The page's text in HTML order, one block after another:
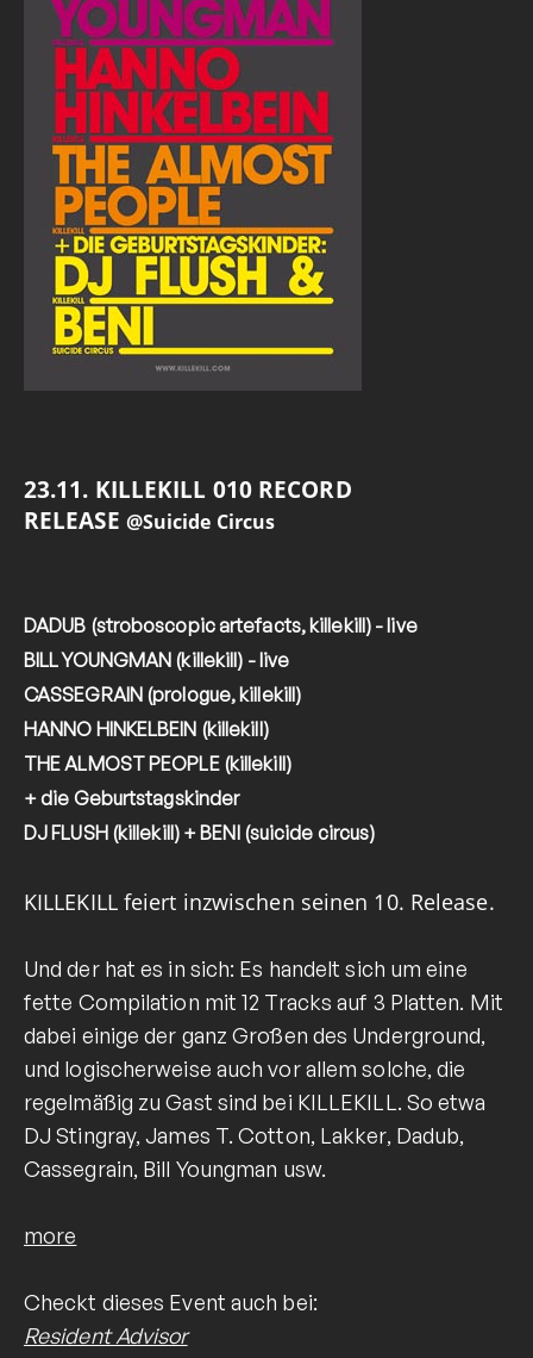
23.11. KILLEKILL 010 RECORD
RELEASE @Suicide Circus
DADUB (stroboscopic artefacts, killekill) - live
BILL YOUNGMAN (killekill) - live
CASSEGRAIN (prologue, killekill)
HANNO HINKELBEIN (killekill)
THE ALMOST PEOPLE (killekill)
+ die Geburtstagskinder
DJ FLUSH (killekill) + BENI (suicide circus)
KILLEKILL feiert inzwischen seinen 10. Release.
Und der hat es in sich: Es handelt sich um eine
fette Compilation mit 12 Tracks auf 3 Platten. Mit
dabei einige der ganz Großen des Underground,
und logischerweise auch vor allem solche, die
regelmäßig zu Gast sind bei KILLEKILL. So etwa
DJ Stingray, James T. Cotton, Lakker, Dadub,
Cassegrain, Bill Youngman usw.
more
Checkt dieses Event auch bei:
Resident Advisor